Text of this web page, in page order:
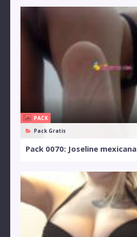
PACK
Pack Gratis
Pack 0070: Joseline mexicana